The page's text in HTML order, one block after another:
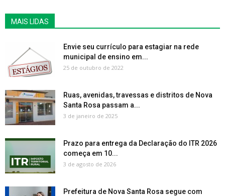
MAIS LIDAS
Envie seu currículo para estagiar na rede
municipal de ensino em...
25 de outubro de 2022
Ruas, avenidas, travessas e distritos de Nova
Santa Rosa passam a...
3 de janeiro de 2025
Prazo para entrega da Declaração do ITR 2026
começa em 10...
3 de agosto de 2026
Prefeitura de Nova Santa Rosa segue com